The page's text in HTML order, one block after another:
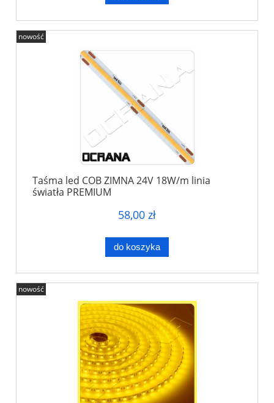
Taśma led COB ZIMNA 24V 18W/m linia
światła PREMIUM
58,00 zł
do koszyka
nowość
nowość